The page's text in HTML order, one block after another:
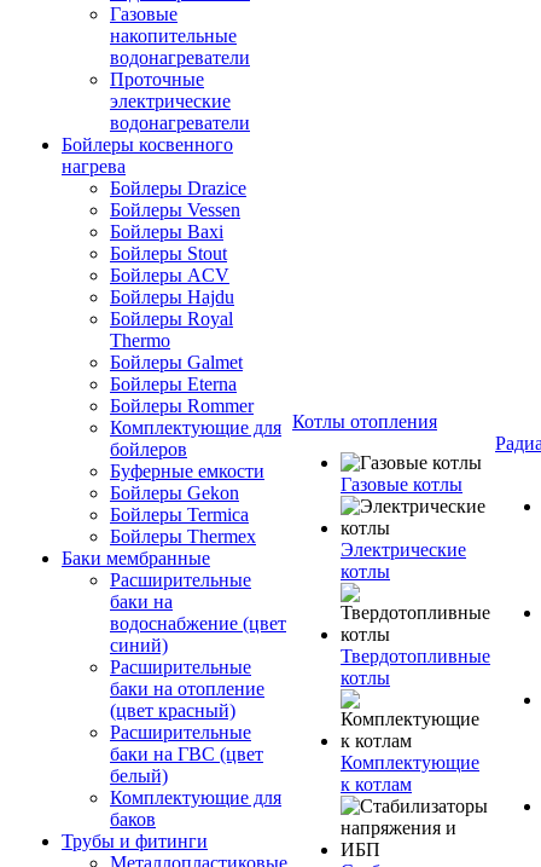
Газовые
накопительные
водонагреватели
Проточные
электрические
водонагреватели
Бойлеры косвенного
нагрева
Бойлеры Drazice
Бойлеры Vessen
Бойлеры Baxi
Бойлеры Stout
Бойлеры ACV
Бойлеры Hajdu
Бойлеры Royal
Thermo
Бойлеры Galmet
Бойлеры Eterna
Бойлеры Rommer
Комплектующие для
бойлеров
Буферные емкости
Бойлеры Gekon
Бойлеры Termica
Бойлеры Thermex
Баки мембранные
Расширительные
баки на
водоснабжение (цвет
синий)
Расширительные
баки на отопление
(цвет красный)
Расширительные
баки на ГВС (цвет
белый)
Комплектующие для
баков
Трубы и фитинги
Металлопластиковые
Котлы отопления
Газовые котлы
Электрические
котлы
Твердотопливные
котлы
Комплектующие
к котлам